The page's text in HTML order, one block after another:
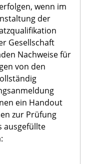
wenn im
der
Gesellschaft
Nachweise für
von den
ein Handout
zur Prüfung
ausgefüllte